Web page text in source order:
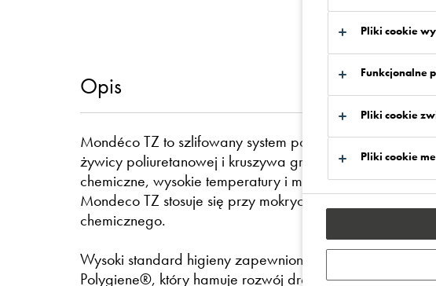
Opis
Mondéco TZ to szlifowany system posadzkowy typu
żywicy poliuretanowej i kruszywa granitowego. Daje
chemiczne, wysokie temperatury i mokre środowisko
Mondeco TZ stosuje się przy mokrych procesach
chemicznego.
Wysoki standard higieny zapewniony jest przez
Polygiene®, który hamuje rozwój drobnoustrojów na
Pliki cookie
Funkcjonalne
Pliki cookie
Pliki cookie